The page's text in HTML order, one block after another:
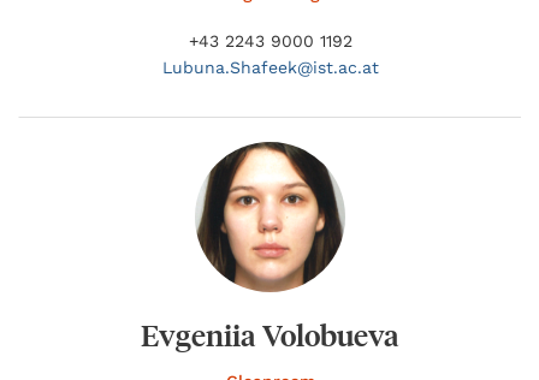
+43 2243 9000 1192
Lubuna.Shafeek@ist.ac.at
Evgeniia Volobueva